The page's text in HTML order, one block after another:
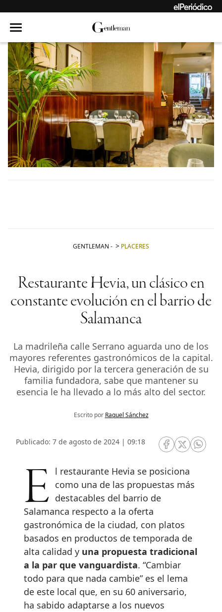
GENTLEMAN - PLACERES
Restaurante Hevia, un clásico en
constante evolución en el barrio de
Salamanca
La madrileña calle Serrano aguarda uno de los
mayores referentes gastronómicos de la capital.
Hevia, dirigido por la tercera generación de su
familia fundadora, sabe que mantener su
esencia le ha llevado a lo más alto del sector.
Escrito por Raquel Sánchez
Publicado: 7 de agosto de 2024 | 09:18
RRSS Facebook
RRSSRRSS
El restaurante Hevia se posiciona como una de las propuestas más
destacables del barrio de
Salamanca respecto a la oferta
gastronómica de la ciudad, con platos
basados en productos de temporada de
alta calidad y una propuesta tradicional
a la par que vanguardista. “Cambiar
todo para que nada cambie” es el lema
de este local que, en su 60 aniversario,
ha sabido adaptarse a los nuevos